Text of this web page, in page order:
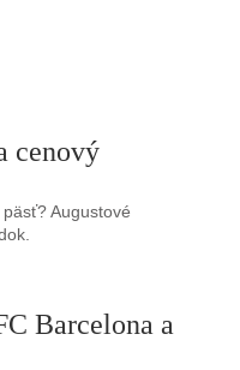
cenový
Augustové
Barcelona a